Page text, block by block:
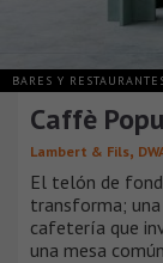
BARES Y
Caffè
Lambert & Fils,
El telón de
transforma; una
cafetería que
una mesa